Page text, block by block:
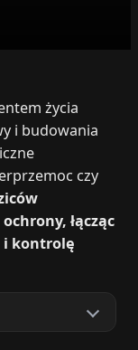
życia
i budowania
czy
łącząc
i kontrolę